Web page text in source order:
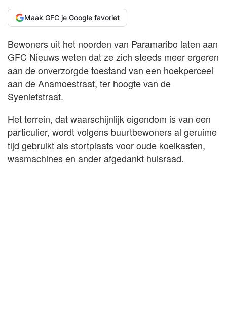
Maak GFC je Google favoriet
Bewoners uit het noorden van Paramaribo laten aan
GFC Nieuws weten dat ze zich steeds meer ergeren
aan de onverzorgde toestand van een hoekperceel
aan de Anamoestraat, ter hoogte van de
Syenietstraat.
Het terrein, dat waarschijnlijk eigendom is van een
particulier, wordt volgens buurtbewoners al geruime
tijd gebruikt als stortplaats voor oude koelkasten,
wasmachines en ander afgedankt huisraad.